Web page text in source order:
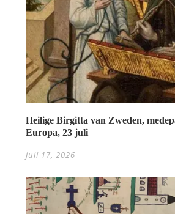
Heilige Birgitta van Zweden,
Europa, 23 juli
juli 17, 2026